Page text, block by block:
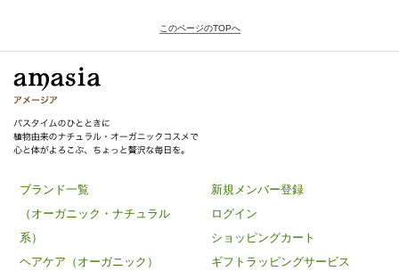
このページのTOPへ
ブランド一覧
（オーガニック・ナチュラル
系）
ヘアケア（オーガニック）
新規メンバー登録
ログイン
ショッピングカート
ギフトラッピングサービス